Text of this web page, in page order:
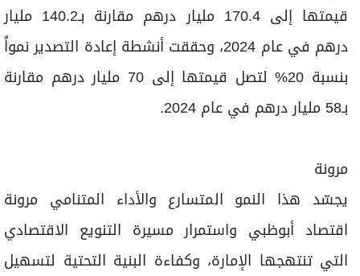
قيمتها إلى 170.4 مليار درهم مقارنة بـ140.2 مليار
درهم في عام 2024، وحققت أنشطة إعادة التصدير نمواً
بنسبة 20% لتصل قيمتها إلى 70 مليار درهم مقارنة
بـ58 مليار درهم في عام 2024.
مرونة
يجسّد هذا النمو المتسارع والأداء المتنامي مرونة
اقتصاد أبوظبي واستمرار مسيرة التنويع الاقتصادي
التي تنتهجها الإمارة، وكفاءة البنية التحتية لتسهيل